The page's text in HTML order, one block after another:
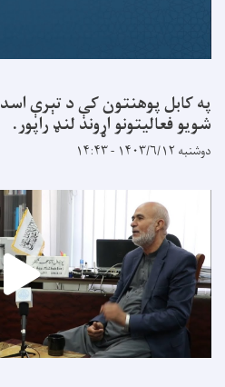
په کابل پوهنتون کې د تېرې
شویو فعالیتونو اړوند لنډ راپور.
دوشنبه ۱۴۰۳/۶/۱۲ - ۱۴:۴۳